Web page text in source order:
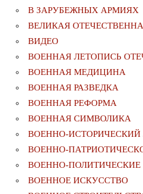
В ЗАРУБЕЖНЫХ АРМИЯХ
ВЕЛИКАЯ
ВИДЕО
ВОЕННАЯ ЛЕТОПИСЬ
ВОЕННАЯ МЕДИЦИНА
ВОЕННАЯ РАЗВЕДКА
ВОЕННАЯ РЕФОРМА
ВОЕННАЯ СИМВОЛИКА
ВОЕННО-ИСТОРИЧЕСКИЙ
ВОЕННО-
ВОЕННО-
ВОЕННОЕ ИСКУССТВО